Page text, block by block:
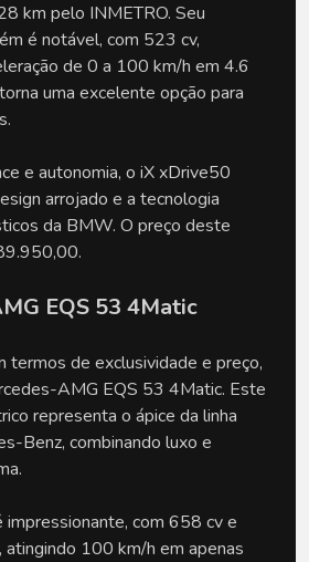
km pelo INMETRO. Seu
é notável, com 523 cv,
de 0 a 100 km/h em 4.6
uma excelente opção para
e autonomia, o iX xDrive50
arrojado e a tecnologia
da BMW. O preço deste
EQS 53 4Matic
termos de exclusividade e preço,
AMG EQS 53 4Matic. Este
representa o ápice da linha
Benz, combinando luxo e
impressionante, com 658 cv e
100 km/h em apenas